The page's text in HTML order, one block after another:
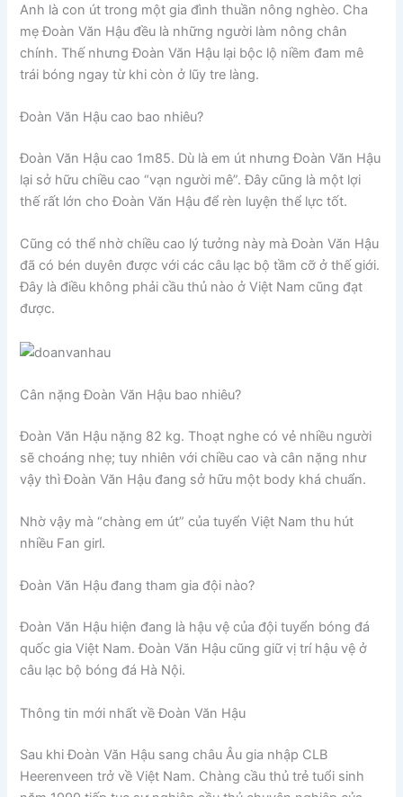
Anh là con út trong một gia đình thuần nông nghèo. Cha
mẹ Đoàn Văn Hậu đều là những người làm nông chân
chính. Thế nhưng Đoàn Văn Hậu lại bộc lộ niềm đam mê
trái bóng ngay từ khi còn ở lũy tre làng.
Đoàn Văn Hậu cao bao nhiêu?
Đoàn Văn Hậu cao 1m85. Dù là em út nhưng Đoàn Văn Hậu
lại sở hữu chiều cao “vạn người mê”. Đây cũng là một lợi
thế rất lớn cho Đoàn Văn Hậu để rèn luyện thể lực tốt.
Cũng có thể nhờ chiều cao lý tưởng này mà Đoàn Văn Hậu
đã có bén duyên được với các câu lạc bộ tầm cỡ ở thế giới.
Đây là điều không phải cầu thủ nào ở Việt Nam cũng đạt
được.
Cân nặng Đoàn Văn Hậu bao nhiêu?
Đoàn Văn Hậu nặng 82 kg. Thoạt nghe có vẻ nhiều người
sẽ choáng nhẹ; tuy nhiên với chiều cao và cân nặng như
vậy thì Đoàn Văn Hậu đang sở hữu một body khá chuẩn.
Nhờ vậy mà “chàng em út” của tuyển Việt Nam thu hút
nhiều Fan girl.
Đoàn Văn Hậu đang tham gia đội nào?
Đoàn Văn Hậu hiện đang là hậu vệ của đội tuyển bóng đá
quốc gia Việt Nam. Đoàn Văn Hậu cũng giữ vị trí hậu vệ ở
câu lạc bộ bóng đá Hà Nội.
Thông tin mới nhất về Đoàn Văn Hậu
Sau khi Đoàn Văn Hậu sang châu Âu gia nhập CLB
Heerenveen trở về Việt Nam. Chàng cầu thủ trẻ tuổi sinh